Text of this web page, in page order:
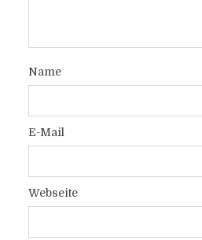
Name
E-Mail
Webseite